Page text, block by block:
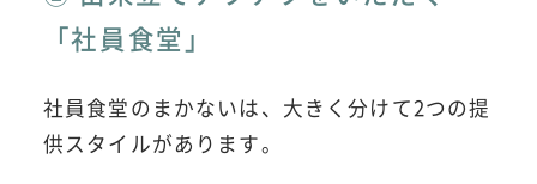
「社員食堂」
社員食堂のまかないは、大きく分けて2つの提
供スタイルがあります。